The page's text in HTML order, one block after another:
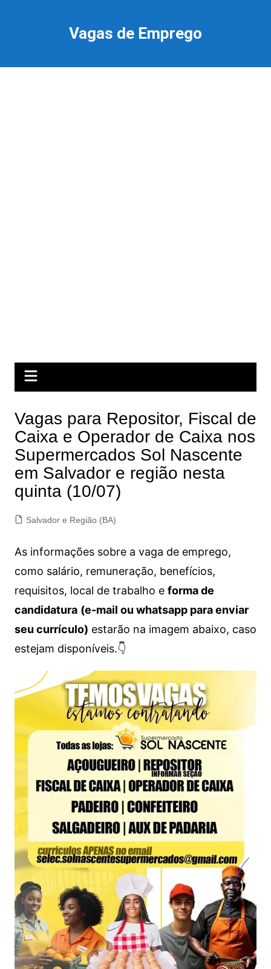
Vagas de Emprego
Vagas para Repositor, Fiscal de
Caixa e Operador de Caixa nos
Supermercados Sol Nascente
em Salvador e região nesta
quinta (10/07)
Salvador e Região (BA)
As informações sobre a vaga de emprego,
como salário, remuneração, benefícios,
requisitos, local de trabalho e forma de
candidatura (e-mail ou whatsapp para enviar
seu currículo) estarão na imagem abaixo, caso
estejam disponíveis.👇